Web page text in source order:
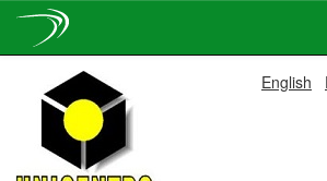
navigation
English